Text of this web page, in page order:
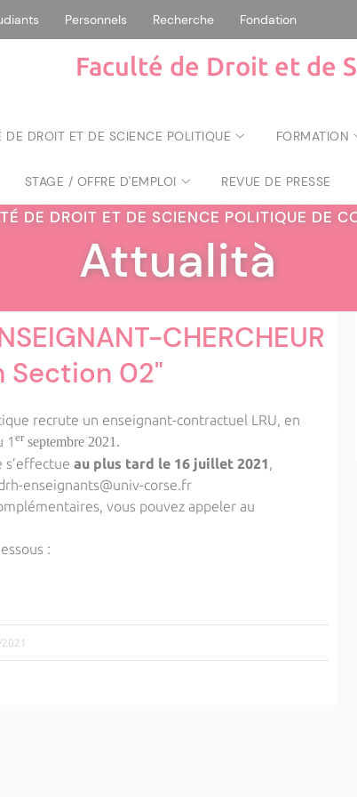
Personnels Recherche Fondation
Faculté de Droit et de
DE DROIT ET DE SCIENCE POLITIQUE FORMATION
STAGE / OFFRE D'EMPLOI REVUE DE PRESSE
DE DROIT ET DE SCIENCE POLITIQUE DE
Attualità
CHERCHEUR
Section 02"
recrute un enseignant-contractuel LRU, en
1 erseptembre 2021.
s’effectue au plus tard le 16 juillet 2021,
enseignants@univ-corse.fr
vous pouvez appeler au
: